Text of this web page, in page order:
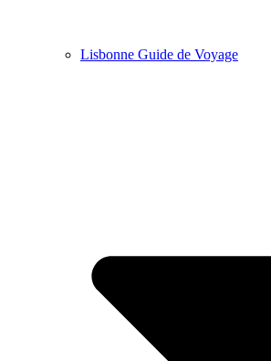
Lisbonne Guide de Voyage